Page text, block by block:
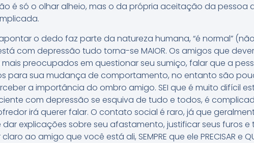
é só o olhar alheio, mas o da própria aceitação da pessoa
apontar o dedo faz parte da natureza humana, “é normal”
com depressão tudo torna-se MAIOR. Os amigos que
preocupados em questionar seu sumiço, falar que a
para sua mudança de comportamento, no entanto são
a importância do ombro amigo. SEI que é muito difícil
com depressão se esquiva de tudo e todos, é
irá querer falar. O contato social é raro, já que
dar explicações sobre seu afastamento, justificar seus furos e
ao amigo que você está ali, SEMPRE que ele PRECISAR e